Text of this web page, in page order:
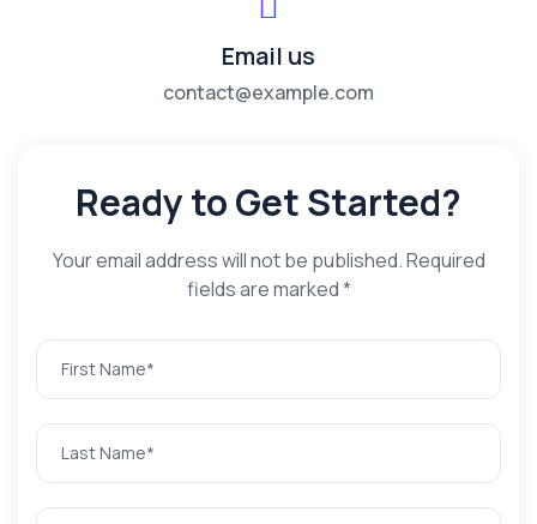
Email us
contact@example.com
Ready to Get Started?
Your email address will not be published. Required
fields are marked *